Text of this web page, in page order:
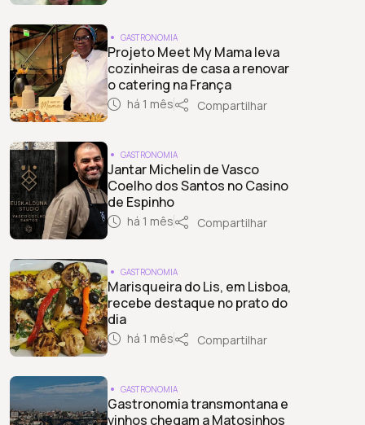
GASTRONOMIA
Projeto Meet My Mama leva
cozinheiras de casa a renovar
o catering na França
há 1 mês Compartilhar
GASTRONOMIA
Jantar Michelin de Vasco
Coelho dos Santos no Casino
de Espinho
há 1 mês Compartilhar
GASTRONOMIA
Marisqueira do Lis, em Lisboa,
recebe destaque no prato do
dia
há 1 mês Compartilhar
GASTRONOMIA
Gastronomia transmontana e
vinhos chegam a Matosinhos